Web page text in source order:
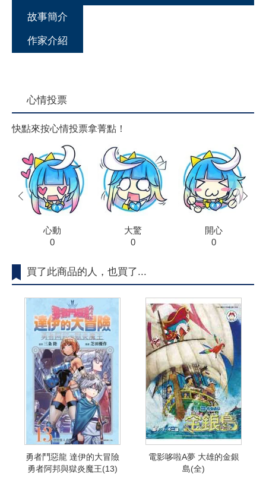
故事簡介
作家介紹
心情投票
快點來按心情投票拿菁點！
心動
0
大驚
0
開心
0
prev next
買了此商品的人，也買了...
勇者鬥惡龍 達伊的大冒險
勇者阿邦與獄炎魔王(13)
電影哆啦A夢 大雄的金銀
島(全)